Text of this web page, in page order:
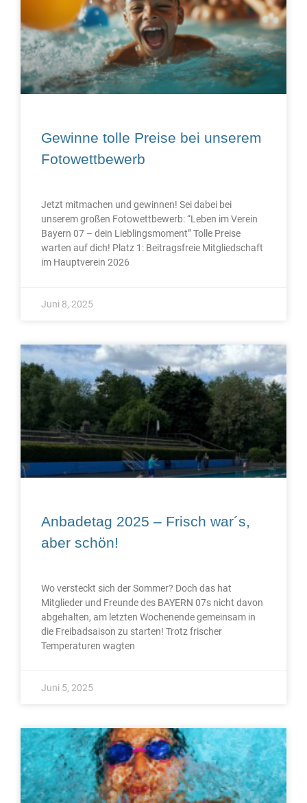
Gewinne tolle Preise bei unserem
Fotowettbewerb
Jetzt mitmachen und gewinnen! Sei dabei bei
unserem großen Fotowettbewerb: “Leben im Verein
Bayern 07 – dein Lieblingsmoment” Tolle Preise
warten auf dich! Platz 1: Beitragsfreie Mitgliedschaft
im Hauptverein 2026
Juni 8, 2025
Anbadetag 2025 – Frisch war´s,
aber schön!
Wo versteckt sich der Sommer? Doch das hat
Mitglieder und Freunde des BAYERN 07s nicht davon
abgehalten, am letzten Wochenende gemeinsam in
die Freibadsaison zu starten! Trotz frischer
Temperaturen wagten
Juni 5, 2025